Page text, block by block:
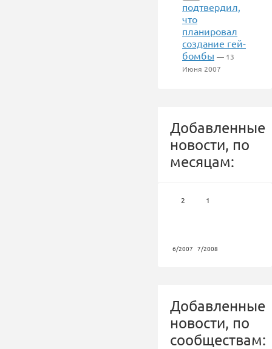
подтвердил,
что
планировал
создание гей-
бомбы — 13
Июня 2007
Добавленные
новости, по
месяцам:
2
6/2007
1
7/2008
Добавленные
новости, по
сообществам: